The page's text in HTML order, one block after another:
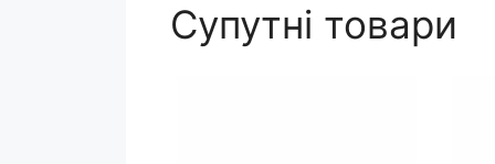
Супутні товари